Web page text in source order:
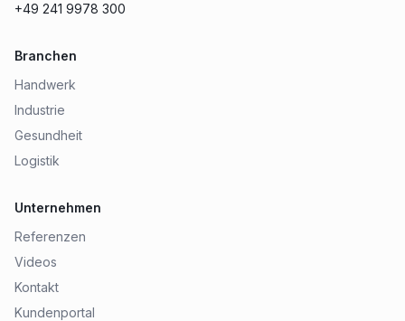
+49 241 9978 300
Branchen
Handwerk
Industrie
Gesundheit
Logistik
Unternehmen
Referenzen
Videos
Kontakt
Kundenportal